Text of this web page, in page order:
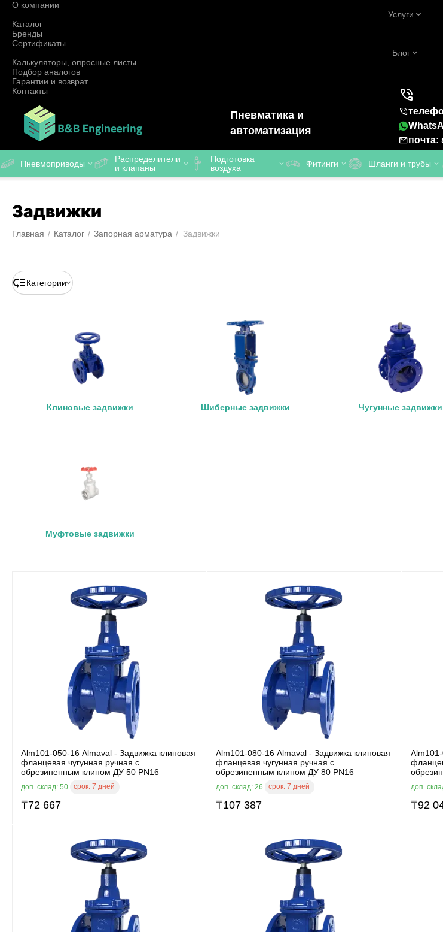
О компании
Услуги
Каталог
Бренды
Сертификаты
Блог
Калькуляторы, опросные листы
Подбор аналогов
Гарантии и возврат
Контакты
Пневматика и
автоматизация
почта:
Пневмоприводы
Распределители
и клапаны
Подготовка
воздуха
Фитинги Шланги и трубы
Задвижки
Главная / Каталог / Запорная арматура / Задвижки
Категории
Клиновые задвижки Шиберные задвижки Чугунные задвижки
Муфтовые задвижки
Alm101-050-16 Almaval - Задвижка клиновая
фланцевая чугунная ручная с
обрезиненным клином ДУ 50 PN16
доп. склад: 50 срок: 7 дней
₸72 667
Alm101-080-16 Almaval - Задвижка клиновая
фланцевая чугунная ручная с
обрезиненным клином ДУ 80 PN16
доп. склад: 26 срок: 7 дней
₸107 387
доп.
₸92